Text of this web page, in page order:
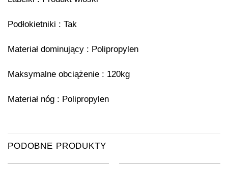
Podłokietniki : Tak
Materiał dominujący : Polipropylen
Maksymalne obciążenie : 120kg
Materiał nóg : Polipropylen
PODOBNE PRODUKTY